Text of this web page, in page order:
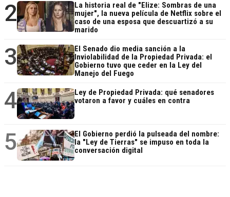
2
La historia real de "Elize: Sombras de una
mujer", la nueva película de Netflix sobre el
caso de una esposa que descuartizó a su
marido
3
El Senado dio media sanción a la
Inviolabilidad de la Propiedad Privada: el
Gobierno tuvo que ceder en la Ley del
Manejo del Fuego
4
Ley de Propiedad Privada: qué senadores
votaron a favor y cuáles en contra
5
El Gobierno perdió la pulseada del nombre:
la "Ley de Tierras" se impuso en toda la
conversación digital